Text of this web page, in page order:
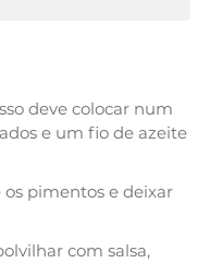
deve colocar num
e um fio de azeite
pimentos e deixar
com salsa,